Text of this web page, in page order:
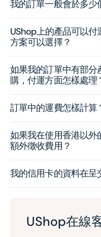
我的訂單一般會於多少
UShop上的產品可以
方案可以選擇？
如果我的訂單中有部
購，付運方面怎樣處理
訂單中的運費怎樣計算
如果我在使用香港以外
額外徵收費用？
我的信用卡的資料在呈
UShop在線